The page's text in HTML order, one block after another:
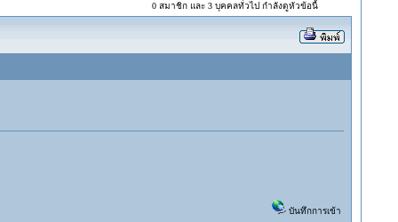
0 สมาชิก และ 3 บุคคลทั่วไป กำลังดูหัวข้อนี้
บันทึกการเข้า